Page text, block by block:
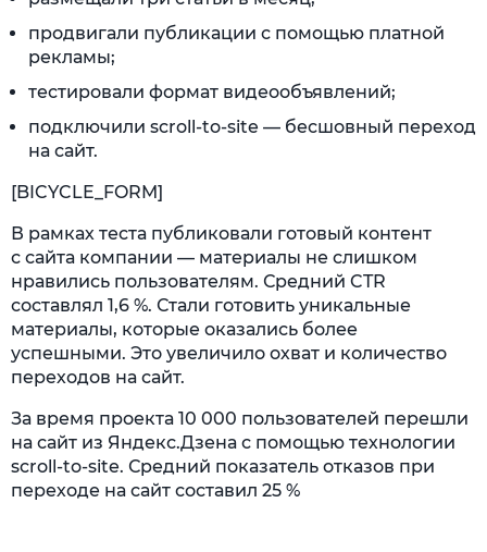
продвигали публикации с помощью платной
рекламы;
тестировали формат видеообъявлений;
подключили scroll-to-site — бесшовный переход
на сайт.
[BICYCLE_FORM]
В рамках теста публиковали готовый контент
с сайта компании — материалы не слишком
нравились пользователям. Средний CTR
составлял 1,6 %. Стали готовить уникальные
материалы, которые оказались более
успешными. Это увеличило охват и количество
переходов на сайт.
За время проекта 10 000 пользователей перешли
на сайт из Яндекс.Дзена с помощью технологии
scroll-to-site. Средний показатель отказов при
переходе на сайт составил 25 %